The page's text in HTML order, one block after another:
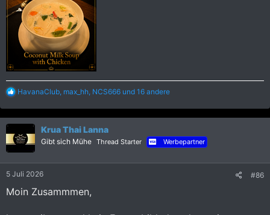
R
a
k
i
n
HavanaClub, max_hh, NCS666 und 16 andere
Krua Thai Lanna
Gibt sich Mühe Thread Starter Werbepartner
5 Juli 2026 #86
Moin Zusammmen,